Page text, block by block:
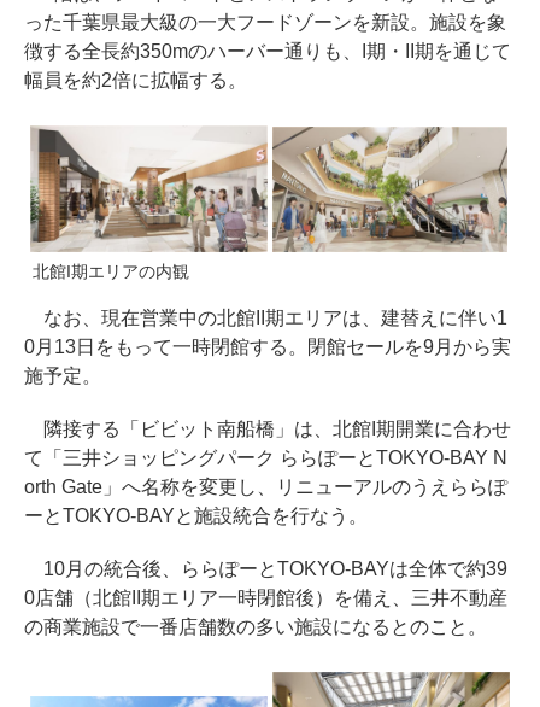
った千葉県最大級の一大フードゾーンを新設。施設を象
徴する全長約350mのハーバー通りも、I期・II期を通じて
幅員を約2倍に拡幅する。
北館I期エリアの内観
なお、現在営業中の北館II期エリアは、建替えに伴い1
0月13日をもって一時閉館する。閉館セールを9月から実
施予定。
隣接する「ビビット南船橋」は、北館I期開業に合わせ
て「三井ショッピングパーク ららぽーとTOKYO-BAY N
orth Gate」へ名称を変更し、リニューアルのうえららぽ
ーとTOKYO-BAYと施設統合を行なう。
10月の統合後、ららぽーとTOKYO-BAYは全体で約39
0店舗（北館II期エリア一時閉館後）を備え、三井不動産
の商業施設で一番店舗数の多い施設になるとのこと。